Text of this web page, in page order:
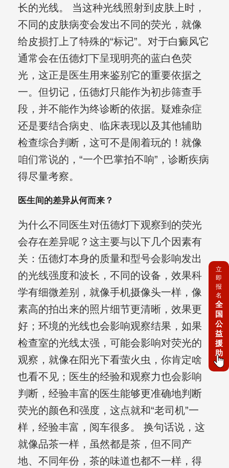
长的光线。 当这种光线照射到皮肤上时，
不同的皮肤病变会发出不同的荧光，就像
给皮损打上了特殊的“标记”。对于白癜风它
通常会在伍德灯下呈现明亮的蓝白色荧
光，这正是医生用来鉴别它的重要依据之
一。但切记，伍德灯只能作为初步筛查手
段，并不能作为终诊断的依据。疑难杂症
还是要结合病史、临床表现以及其他辅助
检查综合判断，这可不是闹着玩的！就像
咱们常说的，“一个巴掌拍不响”，诊断疾病
得尽量考察。
医生间的差异从何而来？
为什么不同医生对伍德灯下观察到的荧光
会存在差异呢？这主要与以下几个因素有
关：伍德灯本身的质量和型号会影响发出
的光线强度和波长，不同的设备，效果科
学有细微差别，就像手机摄像头一样，像
素高的拍出来的照片细节更清晰，效果更
好；环境的光线也会影响观察结果，如果
检查室的光线太强，可能会影响对荧光的
观察，就像在阳光下看萤火虫，你肯定啥
也看不见；医生的经验和观察力也会影响
判断，经验丰富的医生能够更准确地判断
荧光的颜色和强度，这点就和“老司机”一
样，经验丰富，阅车很多。 换句话说，这
就像品茶一样，虽然都是茶，但不同产
地、不同年份，茶的味道也都不一样，得
立
即
报
名
全
国
公
益
援
助